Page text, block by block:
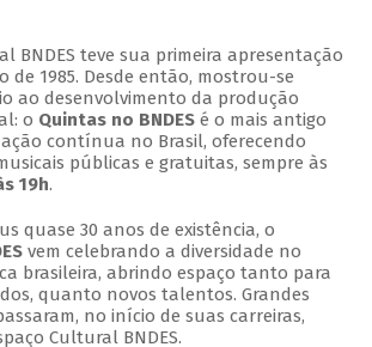
BNDES teve sua primeira apresentação
de 1985. Desde então, mostrou-se
ao desenvolvimento da produção
o Quintas no BNDESé o mais antigo
contínua no Brasil, oferecendo
públicas e gratuitas, sempre às
19h.
quase 30 anos de existência, o
vem celebrando a diversidade no
brasileira, abrindo espaço tanto para
quanto novos talentos. Grandes
no início de suas carreiras,
Cultural BNDES.